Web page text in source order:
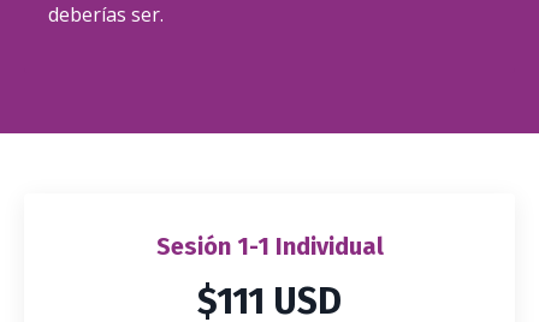
deberías ser.
Sesión 1-1 Individual
$111 USD